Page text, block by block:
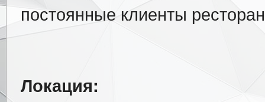
постоянные клиенты
Локация: